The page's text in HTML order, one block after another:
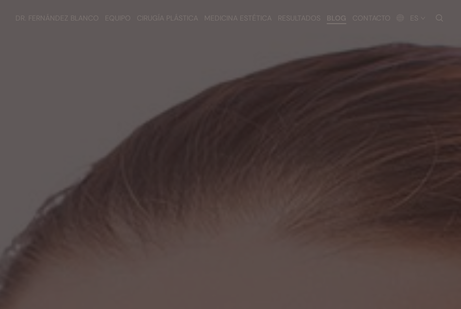
DR. FERNÁNDEZ BLANCO EQUIPO CIRUGÍA PLÁSTICA MEDICINA ESTÉTICA RESULTADOS BLOG CONTACTO ES